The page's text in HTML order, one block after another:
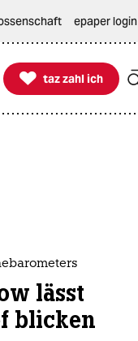
epaper login

taz zahl ich
taz zahl ich
lässt
blicken